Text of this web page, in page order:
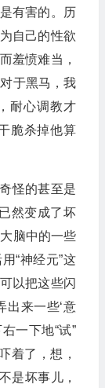
有害的。历
自己的性欲
羞愤难当，
于黑马，我
耐心调教才
脆杀掉他算
怪的甚至是
然变成了坏
脑中的一些
“神经元”这
以把这些闪
出来一些‘意
一下地“试”
着了，想，
是坏事儿，